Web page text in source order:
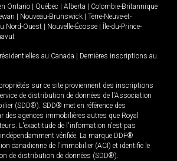
Ontario Québec Alberta
Colombie-Britannique
Nouveau-Brunswick
Terre-Neuve-et-
Nord-Ouest Nouvelle-Écosse
Île-du-Prince-
au Canada
Dernières inscriptions au
sur ce site proviennent des inscriptions
de distribution de données de l'Association
(SDD®). SDD® met en référence des
des agences immobilières autres que Royal
L'exactitude de l'information n'est pas
vérifiée. La marque DDF®
canadienne de l’immobilier (ACI) et identifie le
de distribution de données (SDD®).